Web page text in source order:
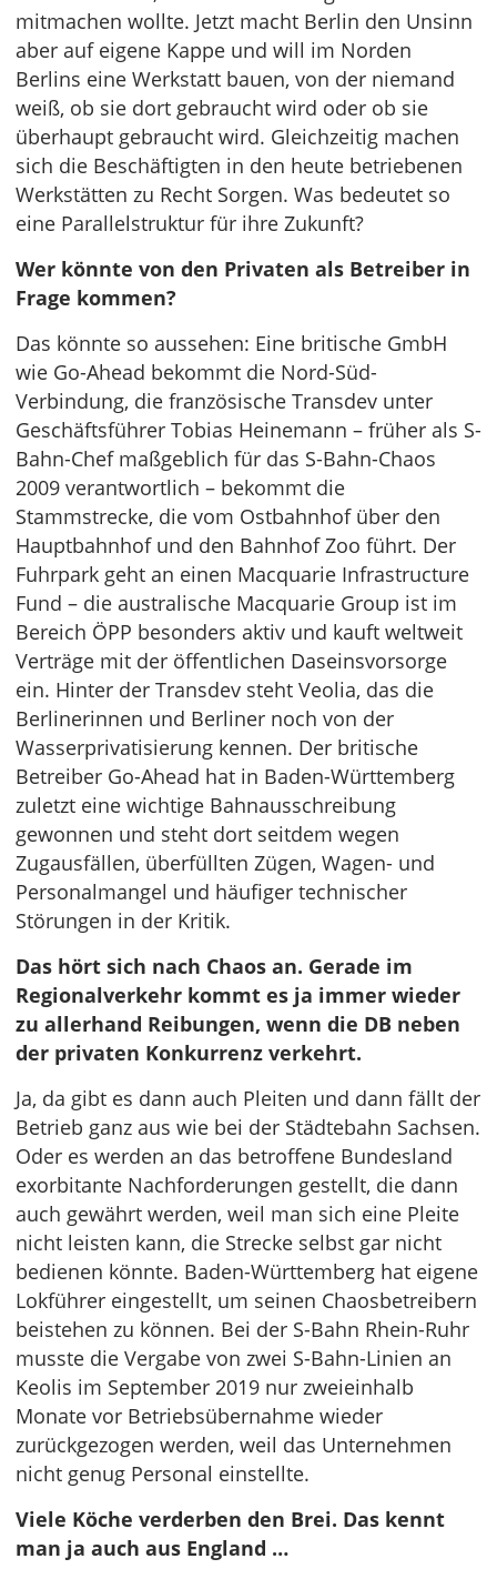
mitmachen wollte. Jetzt macht Berlin den Unsinn
aber auf eigene Kappe und will im Norden
Berlins eine Werkstatt bauen, von der niemand
weiß, ob sie dort gebraucht wird oder ob sie
überhaupt gebraucht wird. Gleichzeitig machen
sich die Beschäftigten in den heute betriebenen
Werkstätten zu Recht Sorgen. Was bedeutet so
eine Parallelstruktur für ihre Zukunft?
Wer könnte von den Privaten als Betreiber in
Frage kommen?
Das könnte so aussehen: Eine britische GmbH
wie Go-Ahead bekommt die Nord-Süd-
Verbindung, die französische Transdev unter
Geschäftsführer Tobias Heinemann – früher als S-
Bahn-Chef maßgeblich für das S-Bahn-Chaos
2009 verantwortlich – bekommt die
Stammstrecke, die vom Ostbahnhof über den
Hauptbahnhof und den Bahnhof Zoo führt. Der
Fuhrpark geht an einen Macquarie Infrastructure
Fund – die australische Macquarie Group ist im
Bereich ÖPP besonders aktiv und kauft weltweit
Verträge mit der öffentlichen Daseinsvorsorge
ein. Hinter der Transdev steht Veolia, das die
Berlinerinnen und Berliner noch von der
Wasserprivatisierung kennen. Der britische
Betreiber Go-Ahead hat in Baden-Württemberg
zuletzt eine wichtige Bahnausschreibung
gewonnen und steht dort seitdem wegen
Zugausfällen, überfüllten Zügen, Wagen- und
Personalmangel und häufiger technischer
Störungen in der Kritik.
Das hört sich nach Chaos an. Gerade im
Regionalverkehr kommt es ja immer wieder
zu allerhand Reibungen, wenn die DB neben
der privaten Konkurrenz verkehrt.
Ja, da gibt es dann auch Pleiten und dann fällt der
Betrieb ganz aus wie bei der Städtebahn Sachsen.
Oder es werden an das betroffene Bundesland
exorbitante Nachforderungen gestellt, die dann
auch gewährt werden, weil man sich eine Pleite
nicht leisten kann, die Strecke selbst gar nicht
bedienen könnte. Baden-Württemberg hat eigene
Lokführer eingestellt, um seinen Chaosbetreibern
beistehen zu können. Bei der S-Bahn Rhein-Ruhr
musste die Vergabe von zwei S-Bahn-Linien an
Keolis im September 2019 nur zweieinhalb
Monate vor Betriebsübernahme wieder
zurückgezogen werden, weil das Unternehmen
nicht genug Personal einstellte.
Viele Köche verderben den Brei. Das kennt
man ja auch aus England …